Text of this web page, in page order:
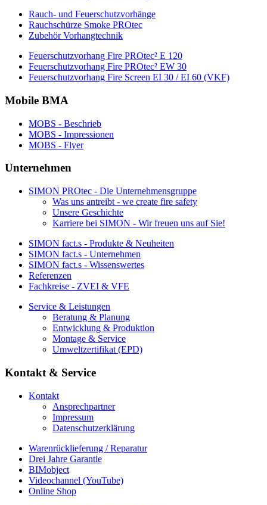
Rauch- und Feuerschutzvorhänge
Rauchschürze Smoke PROtec
Zubehör Vorhangtechnik
Feuerschutzvorhang Fire PROtec² E 120
Feuerschutzvorhang Fire PROtec² EW 30
Feuerschutzvorhang Fire Screen EI 30 / EI 60 (VKF)
Mobile BMA
MOBS - Beschrieb
MOBS - Impressionen
MOBS - Flyer
Unternehmen
SIMON PROtec - Die Unternehmensgruppe
Was uns antreibt - we create fire safety
Unsere Geschichte
Karriere bei SIMON - Wir freuen uns auf Sie!
SIMON fact.s - Produkte & Neuheiten
SIMON fact.s - Unternehmen
SIMON fact.s - Wissenswertes
Referenzen
Fachkreise - ZVEI & VFE
Service & Leistungen
Beratung & Planung
Entwicklung & Produktion
Montage & Service
Umweltzertifikat (EPD)
Kontakt & Service
Kontakt
Ansprechpartner
Impressum
Datenschutzerklärung
Warenrücklieferung / Reparatur
Drei Jahre Garantie
BIMobject
Videochannel (YouTube)
Online Shop